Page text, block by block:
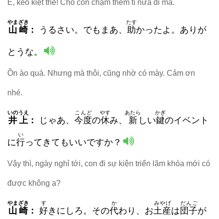
Ế, keo kiệt thế! Cho con chạm thêm tí nữa đi mà.
山崎
やまざき
： うるさい。でもまあ、 助
たす
かったよ。ありが
とうな。
Ồn ào quá. Nhưng mà thôi, cũng nhờ có mày. Cảm ơn
nhé.
井上
いのうえ
： じゃあ、 今度
こんど
の休
やす
み、 新
あたら
しい鍵
かぎ
のイベント
に行
い
ってきてもいいですか？
Vậy thì, ngày nghỉ tới, con đi sự kiện triển lãm khóa mới có
được không ạ?
山崎
やまざき
： 好
す
きにしろ。その代
か
わり、お土産
みやげ
は 団子
だんご
が